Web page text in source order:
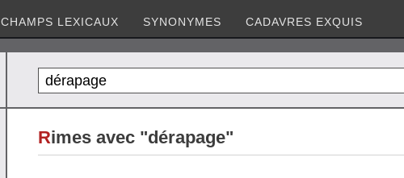
CHAMPS LEXICAUX SYNONYMES CADAVRES EXQUIS
Rimes avec "dérapage"